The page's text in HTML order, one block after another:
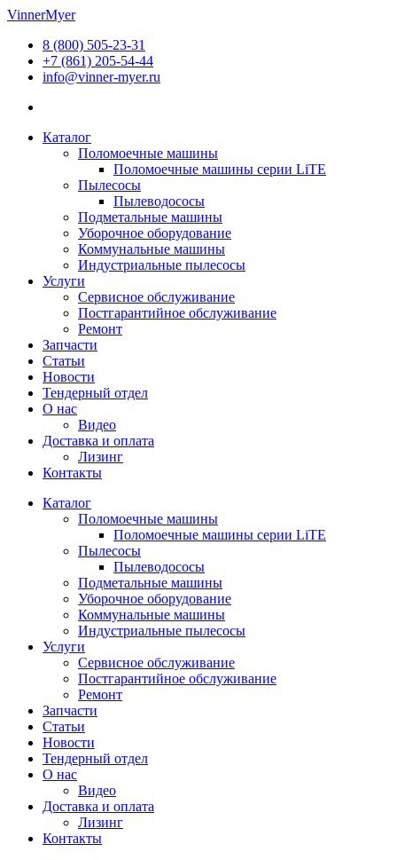
Перейти
содержимому
VinnerMyer
8 (800) 505-23-31
+7 (861) 205-54-44
info@vinner-myer.ru
Каталог
Поломоечные машины
Поломоечные машины серии LiTE
Пылесосы
Пылеводососы
Подметальные машины
Уборочное оборудование
Коммунальные машины
Индустриальные пылесосы
Услуги
Сервисное обслуживание
Постгарантийное обслуживание
Ремонт
Запчасти
Статьи
Новости
Тендерный отдел
О нас
Видео
Доставка и оплата
Лизинг
Контакты
Каталог
Поломоечные машины
Поломоечные машины серии LiTE
Пылесосы
Пылеводососы
Подметальные машины
Уборочное оборудование
Коммунальные машины
Индустриальные пылесосы
Услуги
Сервисное обслуживание
Постгарантийное обслуживание
Ремонт
Запчасти
Статьи
Новости
Тендерный отдел
О нас
Видео
Доставка и оплата
Лизинг
Контакты